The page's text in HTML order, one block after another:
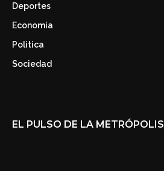
Deportes
Economía
Politica
Sociedad
EL PULSO DE LA METRÓPOLIS